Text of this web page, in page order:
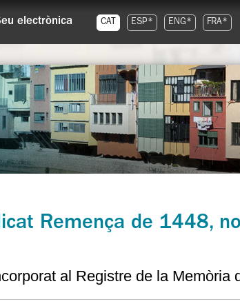
electrònica CAT ESP* ENG* FRA*
Remença de 1448,
al Registre de la Memòria